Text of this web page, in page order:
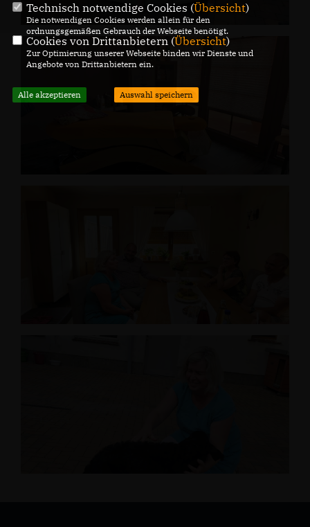
Technisch notwendige Cookies (Übersicht)
Die notwendigen Cookies werden allein für den
ordnungsgemäßen Gebrauch der Webseite benötigt.
Cookies von Drittanbietern (Übersicht)
Zur Optimierung unserer Webseite binden wir Dienste und
Angebote von Drittanbietern ein.
Alle akzeptieren Auswahl speichern